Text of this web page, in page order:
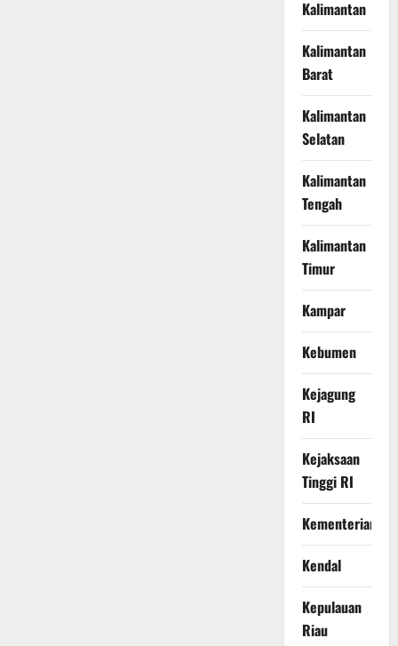
Kalimantan
Kalimantan
Barat
Kalimantan
Selatan
Kalimantan
Tengah
Kalimantan
Timur
Kampar
Kebumen
Kejagung
RI
Kejaksaan
Tinggi RI
Kementerian
Kendal
Kepulauan
Riau